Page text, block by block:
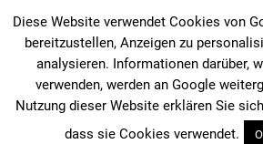
Inhalt
springen
Diese Website verwendet Cookies von
bereitzustellen, Anzeigen zu
analysieren. Informationen darüber,
verwenden, werden an Google
Nutzung dieser Website erklären Sie
dass sie Cookies verwendet.